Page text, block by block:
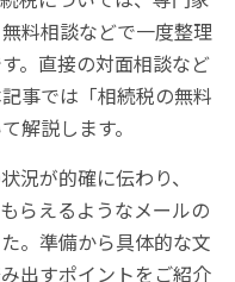
料相談などで一度整理
。直接の対面相談など
事では「相続税の無料
解説します。
況が的確に伝わり、
らえるようなメールの
。準備から具体的な文
出すポイントをご紹介